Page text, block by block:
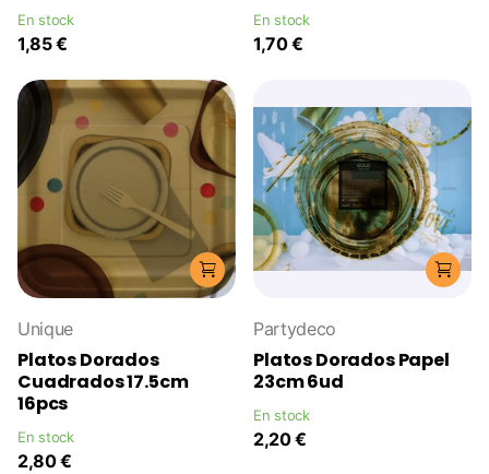
En stock
1,85 €
En stock
1,70 €
Unique
Platos Dorados
Cuadrados 17.5cm
16pcs
En stock
2,80 €
Partydeco
Platos Dorados Papel
23cm 6ud
En stock
2,20 €